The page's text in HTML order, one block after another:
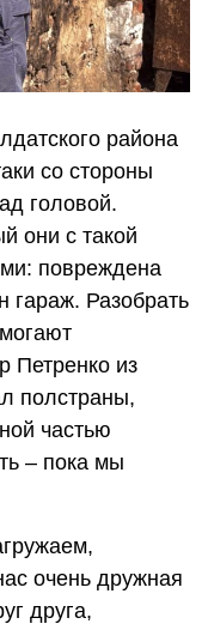
района
со стороны
головой.
они с такой
повреждена
гараж. Разобрать
Петренко из
полстраны,
частью
– пока мы
очень дружная
друга,